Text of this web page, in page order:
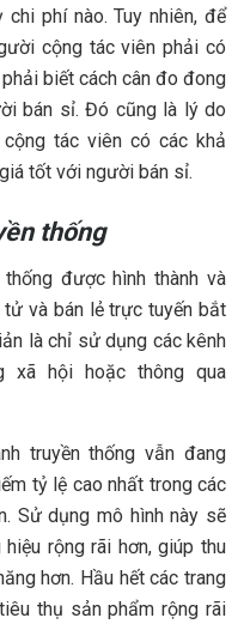
phí nào. Tuy nhiên, để
cộng tác viên phải có
biết cách cân đo đong
bán sỉ. Đó cũng là lý do
tác viên có các khả
tốt với người bán sỉ.
thống
được hình thành và
và bán lẻ trực tuyến bắt
là chỉ sử dụng các kênh
xã hội hoặc thông qua
truyền thống vẫn đang
tỷ lệ cao nhất trong các
Sử dụng mô hình này sẽ
rộng rãi hơn, giúp thu
hơn. Hầu hết các trang
thụ sản phẩm rộng rãi